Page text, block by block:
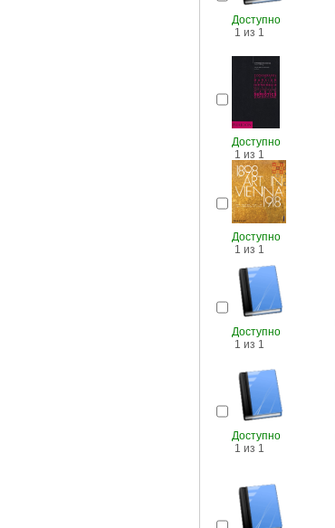
Доступно
1 из 1
Доступно
1 из 1
Доступно
1 из 1
Доступно
1 из 1
Доступно
1 из 1